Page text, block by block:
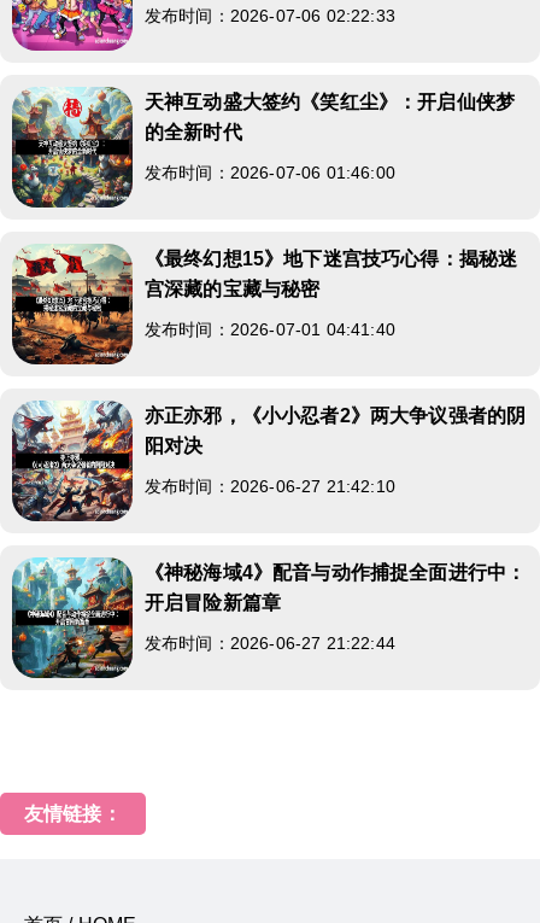
发布时间：2026-07-06 02:22:33
天神互动盛大签约《笑红尘》：开启仙侠梦
的全新时代
发布时间：2026-07-06 01:46:00
《最终幻想15》地下迷宫技巧心得：揭秘迷
宫深藏的宝藏与秘密
发布时间：2026-07-01 04:41:40
亦正亦邪，《小小忍者2》两大争议强者的阴
阳对决
发布时间：2026-06-27 21:42:10
《神秘海域4》配音与动作捕捉全面进行中：
开启冒险新篇章
发布时间：2026-06-27 21:22:44
友情链接：